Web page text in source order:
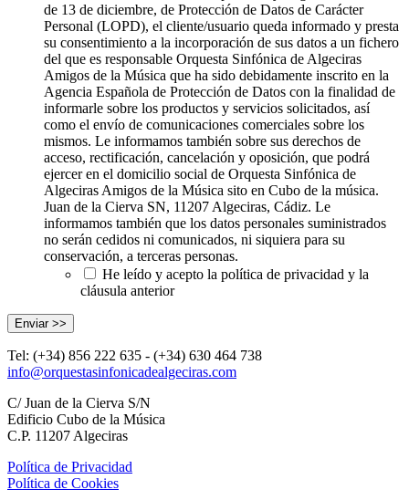
de 13 de diciembre, de Protección de Datos de Carácter
Personal (LOPD), el cliente/usuario queda informado y presta
su consentimiento a la incorporación de sus datos a un fichero
del que es responsable Orquesta Sinfónica de Algeciras
Amigos de la Música que ha sido debidamente inscrito en la
Agencia Española de Protección de Datos con la finalidad de
informarle sobre los productos y servicios solicitados, así
como el envío de comunicaciones comerciales sobre los
mismos. Le informamos también sobre sus derechos de
acceso, rectificación, cancelación y oposición, que podrá
ejercer en el domicilio social de Orquesta Sinfónica de
Algeciras Amigos de la Música sito en Cubo de la música.
Juan de la Cierva SN, 11207 Algeciras, Cádiz. Le
informamos también que los datos personales suministrados
no serán cedidos ni comunicados, ni siquiera para su
conservación, a terceras personas.
He leído y acepto la política de privacidad y la
cláusula anterior
Tel: (+34) 856 222 635 - (+34) 630 464 738
info@orquestasinfonicadealgeciras.com
C/ Juan de la Cierva S/N
Edificio Cubo de la Música
C.P. 11207 Algeciras
Política de Privacidad
Política de Cookies